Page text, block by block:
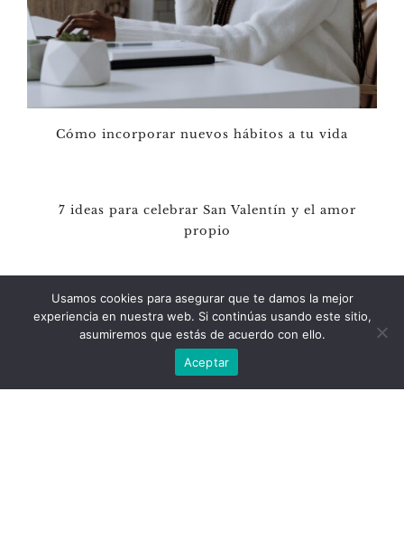
Cómo incorporar nuevos hábitos a tu vida
Usamos cookies para asegurar que te damos la mejor
experiencia en nuestra web. Si continúas usando este sitio,
asumiremos que estás de acuerdo con ello.
Aceptar